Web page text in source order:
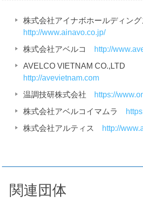
株式会社アイナボホールディン
http://www.ainavo.co.jp/
株式会社アベルコ http://
AVELCO VIETNAM CO.,LTD
http://avevietnam.com
温調技研株式会社 https://
株式会社アベルコイマムラ
株式会社アルティス http://
関連団体